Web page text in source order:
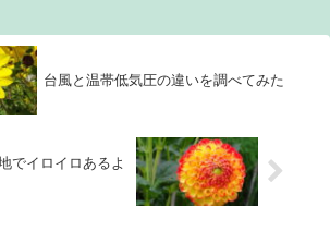
台風と温帯低気圧の違いを調べてみた
でイロイロあるよ